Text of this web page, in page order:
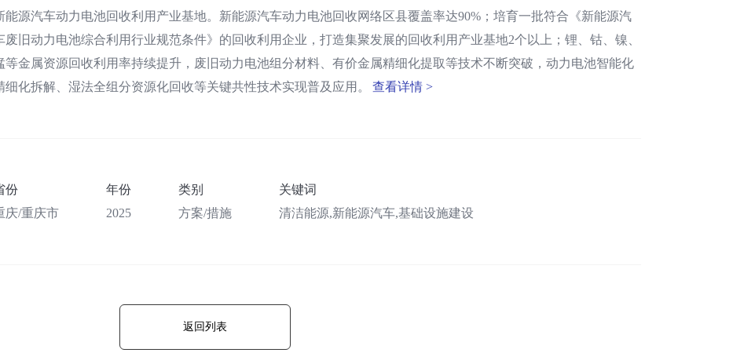
能源汽车动力电池回收利用产业基地。新能源汽车动力电池回收网络区县覆盖率达90%；培育一批符合《新能源汽
废旧动力电池综合利用行业规范条件》的回收利用企业，打造集聚发展的回收利用产业基地2个以上；锂、钴、镍、
等金属资源回收利用率持续提升，废旧动力电池组分材料、有价金属精细化提取等技术不断突破，动力电池智能化
细化拆解、湿法全组分资源化回收等关键共性技术实现普及应用。
查看详情 >
份
庆/重庆市
年份
2025
类别
方案/措施
关键词
清洁能源,新能源汽车,基础设施建设
返回列表